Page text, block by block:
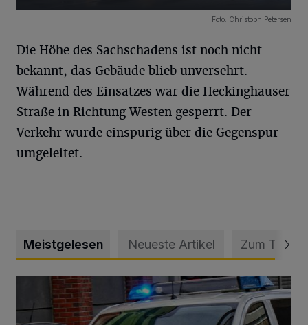
Foto: Christoph Petersen
Die Höhe des Sachschadens ist noch nicht
bekannt, das Gebäude blieb unversehrt.
Während des Einsatzes war die Heckinghauser
Straße in Richtung Westen gesperrt. Der
Verkehr wurde einspurig über die Gegenspur
umgeleitet.
Meistgelesen Neueste Artikel Zum Thema
Mann beschädigt Autos in Parkhaus